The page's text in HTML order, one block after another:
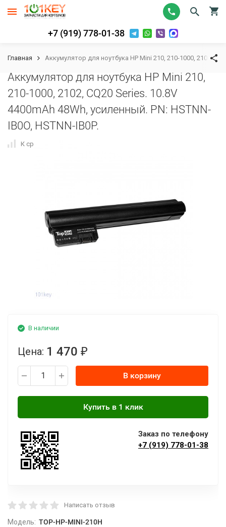
+7 (919) 778-01-38
Главная Аккумулятор для ноутбука HP Mini 210, 210-1000, 2102,
Аккумулятор для ноутбука HP Mini 210,
210-1000, 2102, CQ20 Series. 10.8V
4400mAh 48Wh, усиленный. PN: HSTNN-
IB0O, HSTNN-IB0P.
К сравнению
В наличии
Цена: 1 470 ₽
В корзину
Заказ по телефону
+7 (919) 778-01-38
Написать отзыв
Модель: TOP-HP-MINI-210H